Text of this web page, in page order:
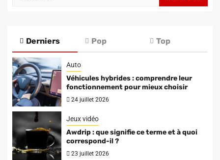
Derniers Pop Top
Auto
Véhicules hybrides : comprendre leur
fonctionnement pour mieux choisir
24 juillet 2026
Jeux vidéo
Awdrip : que signifie ce terme et à quoi
correspond-il ?
23 juillet 2026